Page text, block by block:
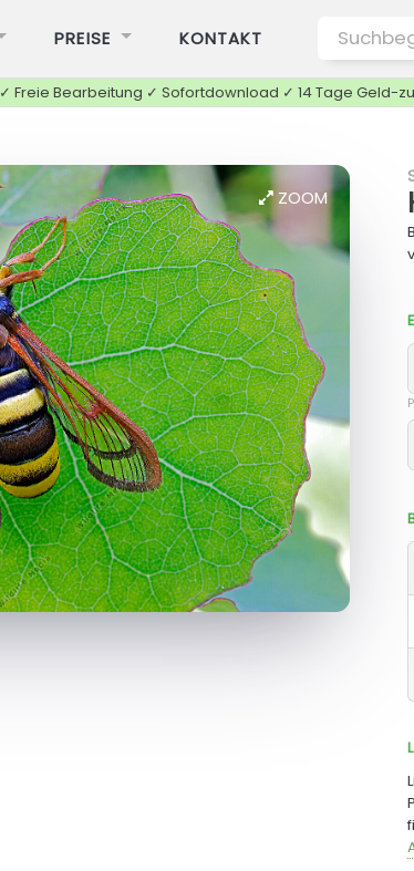
PREISE KONTAKT
✓ Freie Bearbeitung ✓ Sofortdownload ✓ 14 Tage Geld-
ZOOM